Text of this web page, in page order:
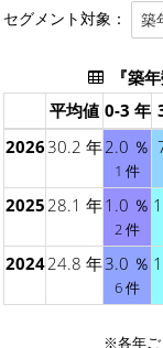
セグメント対象： 築
『築
平均値 0-3 年
2026 30.2 年2.0 ％
1 件
2025 28.1 年1.0 ％
2 件
202424.8 年3.0 ％
6 件
※各年ご